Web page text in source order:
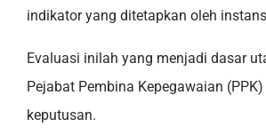
indikator yang ditetapkan oleh
Evaluasi inilah yang menjadi dasar
Pejabat Pembina Kepegawaian
keputusan.